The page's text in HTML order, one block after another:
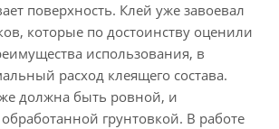
поверхность. Клей уже завоевал
которые по достоинству оценили
использования, в
расход клеящего состава.
должна быть ровной, и
грунтовкой. В работе